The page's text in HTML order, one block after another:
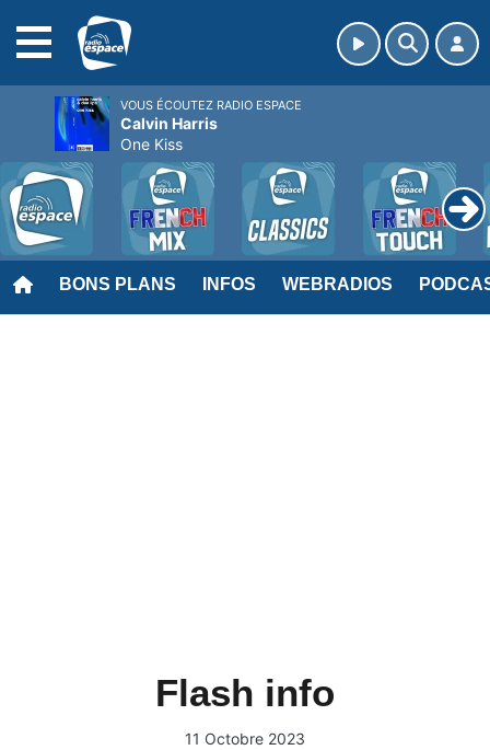
BONS PLANS INFOS WEBRADIOS
Flash info
11 Octobre 2023
VOUS ÉCOUTEZ RADIO ESPACE
Calvin Harris
One Kiss